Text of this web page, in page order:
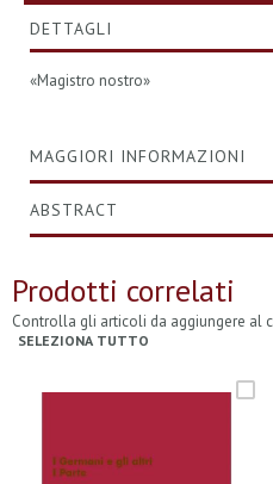
DETTAGLI
«Magistro nostro»
MAGGIORI INFORMAZIONI
ABSTRACT
Prodotti correlati
Controlla gli articoli da aggiungere al
SELEZIONA TUTTO